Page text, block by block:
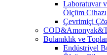
Laboratuvar
Ölçüm Cihazı
Çevrimiçi
Bulanıklık ve
Endüstriyel